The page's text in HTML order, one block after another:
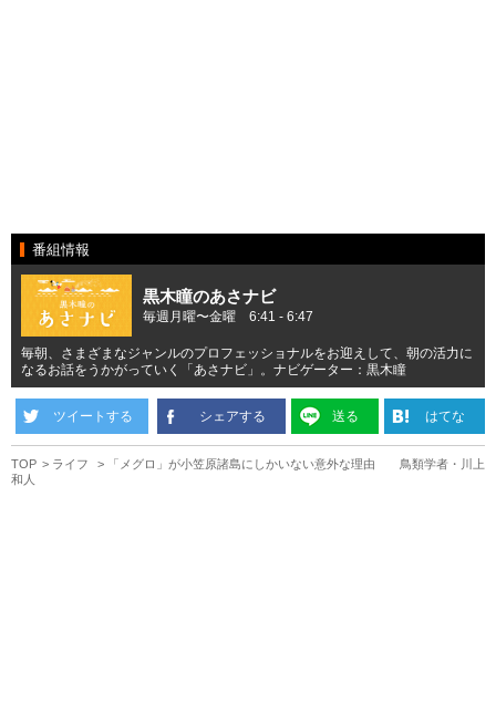
番組情報
黒木瞳のあさナビ
毎週月曜〜金曜 6:41 - 6:47
毎朝、さまざまなジャンルのプロフェッショナルをお迎えして、朝の活力に
なるお話をうかがっていく「あさナビ」。ナビゲーター：黒木瞳
ツイートする シェアする 送る はてな
TOP ライフ
「メグロ」が小笠原諸島にしかいない意外な理由 鳥類学者・川上
和人